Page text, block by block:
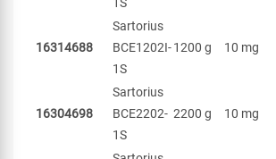
16314688
Sartorius
BCE1202I-
1S
1200 g 10 mg
16304698
Sartorius
BCE2202-
1S
2200 g 10 mg